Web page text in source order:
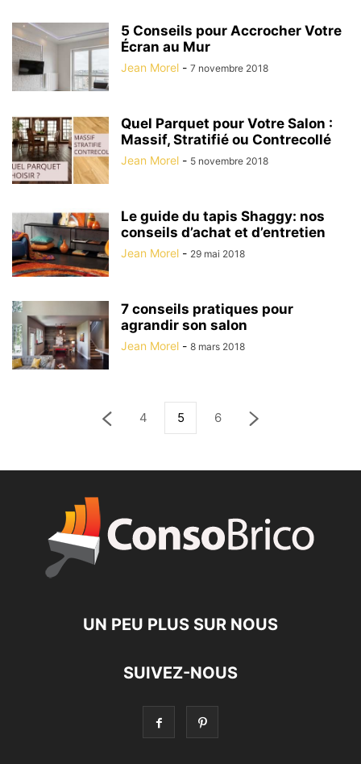
5 Conseils pour Accrocher Votre
Écran au Mur
Jean Morel - 7 novembre 2018
Quel Parquet pour Votre Salon :
Massif, Stratifié ou Contrecollé
Jean Morel - 5 novembre 2018
Le guide du tapis Shaggy: nos
conseils d’achat et d’entretien
Jean Morel - 29 mai 2018
7 conseils pratiques pour
agrandir son salon
Jean Morel - 8 mars 2018
4 5 6
UN PEU PLUS SUR NOUS
SUIVEZ-NOUS